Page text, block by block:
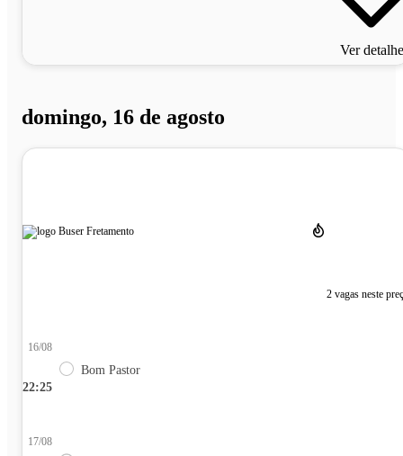
Ver
domingo, 16 de agosto
2 vagas neste
22:25
16/08
Bom Pastor
17/08